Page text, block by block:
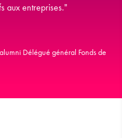
aux entreprises."
Délégué général Fonds de